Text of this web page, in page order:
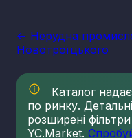
прямо впливає на
Варто зазначити, що
для розвитку
положення, велику
копалини нерудного
галузі є будівельні
кухонної солі,
каоліну та різних
<- Нерудна
Новотроїцького
Каталог
по ринку.
розширені фільтри
YC.Market.